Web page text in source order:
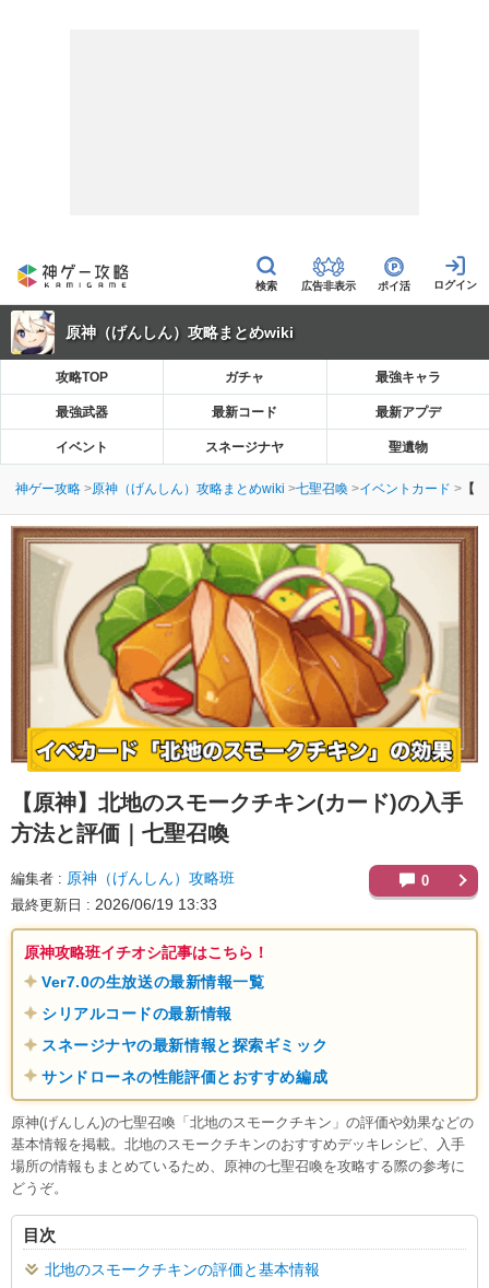
広告非表示 ポイ活
原神（げんしん）攻略まとめwiki
攻略TOP ガチャ 最強キャラ
最強武器 最新コード 最新アプデ
イベント スネージナヤ 聖遺物
神ゲー攻略 原神（げんしん）攻略まとめwiki 七聖召喚 イベントカード 【
【原神】 北地のスモークチキン(カード)の入手
方法と評価｜七聖召喚
編集者 原神（げんしん）攻略班
最終更新日 2026/06/19 13:33
0
原神攻略班イチオシ記事はこちら！
Ver7.0の生放送の最新情報一覧
シリアルコードの最新情報
スネージナヤの最新情報と探索ギミック
サンドローネの性能評価とおすすめ編成
原神(げんしん)の七聖召喚「北地のスモークチキン」の評価や効果などの
基本情報を掲載。北地のスモークチキンのおすすめデッキレシピ、入手
場所の情報もまとめているため、原神の七聖召喚を攻略する際の参考に
どうぞ。
目次
北地のスモークチキンの評価と基本情報